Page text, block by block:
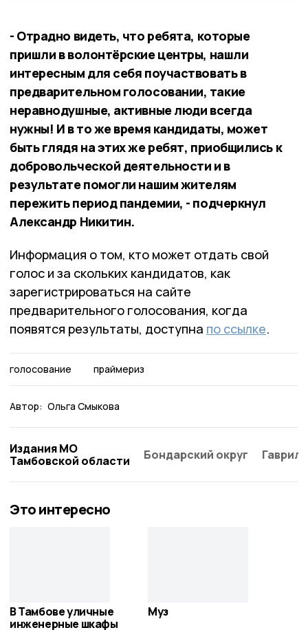
- Отрадно видеть, что ребята, которые
пришли в волонтёрские центры, нашли
интересным для себя поучаствовать в
предварительном голосовании, такие
неравнодушные, активные люди всегда
нужны! И в то же время кандидаты, может
быть глядя на этих же ребят, приобщились к
добровольческой деятельности и в
результате помогли нашим жителям
пережить период пандемии, - подчеркнул
Александр Никитин.
Информация о том, кто может отдать свой
голос и за скольких кандидатов, как
зарегистрироваться на сайте
предварительного голосования, когда
появятся результаты, доступна по ссылке.
голосование праймериз
Автор: Ольга Смыкова
Издания МО
Тамбовской области
Бондарский округ
Это интересно
В Тамбове уличные
инженерные шкафы
Муз